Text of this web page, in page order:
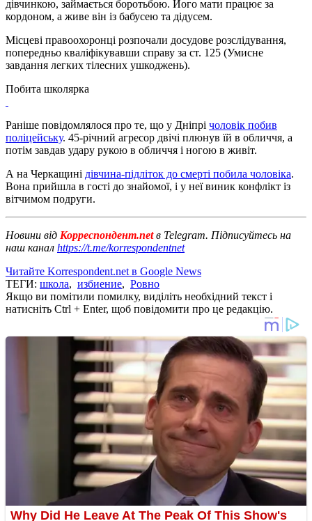
дівчинкою, займається боротьбою. Його мати працює за
кордоном, а живе він із бабусею та дідусем.
Місцеві правоохоронці розпочали досудове розслідування,
попередньо кваліфікувавши справу за ст. 125 (Умисне
завдання легких тілесних ушкоджень).
Побита школярка
Раніше повідомлялося про те, що у Дніпрі чоловік побив
поліцейську. 45-річний агресор двічі плюнув їй в обличчя, а
потім завдав удару рукою в обличчя і ногою в живіт.
А на Черкащині дівчина-підліток до смерті побила чоловіка.
Вона прийшла в гості до знайомої, і у неї виник конфлікт із
вітчимом подруги.
Новини від Корреспондент.netв Telegram. Підписуйтесь на
наш канал https://t.me/korrespondentnet
Читайте Korrespondent.net в Google News
ТЕГИ: школа, избиение, Ровно
Якщо ви помітили помилку, виділіть необхідний текст і
натисніть Ctrl + Enter, щоб повідомити про це редакцію.